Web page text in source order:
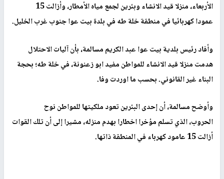
الأربعاء، منزلا قيد الانشاء وبئرين لجمع مياه الأمطار، وأزالت 15
عمودا كهربائيا في منطقة خلة طه في بلدة بيت عوا جنوب غرب الخليل.
وأفاد رئيس بلدية بيت عوا عبد الكريم مسالمة، بأن آليات الاحتلال
هدمت منزلا قيد الانشاء للمواطن مفيد ابو زعنونة، في خلة طه؛ بحجة
البناء غير القانوني. بحسب ما اوردت وفا.
وأوضح مسالمة، أن إحدى البئرين تعود ملكيتها للمواطن نوح
الحروب، الذي تسلم مؤخرا اخطارا بهدم منزله، مشيرا إلى أن تلك القوات
أزالت 15 عامود كهرباء في المنطقة ذاتها.